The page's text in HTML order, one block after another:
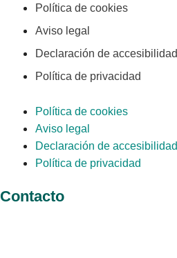
Política de cookies
Aviso legal
Declaración de accesibilidad
Política de privacidad
Política de cookies
Aviso legal
Declaración de accesibilidad
Política de privacidad
Contacto